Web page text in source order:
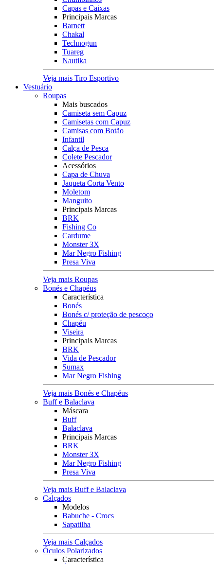
Capas e Caixas
Principais Marcas
Barnett
Chakal
Technogun
Tuareg
Nautika
Veja mais Tiro Esportivo
Vestuário
Roupas
Mais buscados
Camiseta sem Capuz
Camisetas com Capuz
Camisas com Botão
Infantil
Calça de Pesca
Colete Pescador
Acessórios
Capa de Chuva
Jaqueta Corta Vento
Moletom
Manguito
Principais Marcas
BRK
Fishing Co
Cardume
Monster 3X
Mar Negro Fishing
Presa Viva
Veja mais Roupas
Bonés e Chapéus
Característica
Bonés
Bonés c/ proteção de pescoço
Chapéu
Viseira
Principais Marcas
BRK
Vida de Pescador
Sumax
Mar Negro Fishing
Veja mais Bonés e Chapéus
Buff e Balaclava
Máscara
Buff
Balaclava
Principais Marcas
BRK
Monster 3X
Mar Negro Fishing
Presa Viva
Veja mais Buff e Balaclava
Calçados
Modelos
Babuche - Crocs
Sapatilha
Veja mais Calçados
Óculos Polarizados
Característica